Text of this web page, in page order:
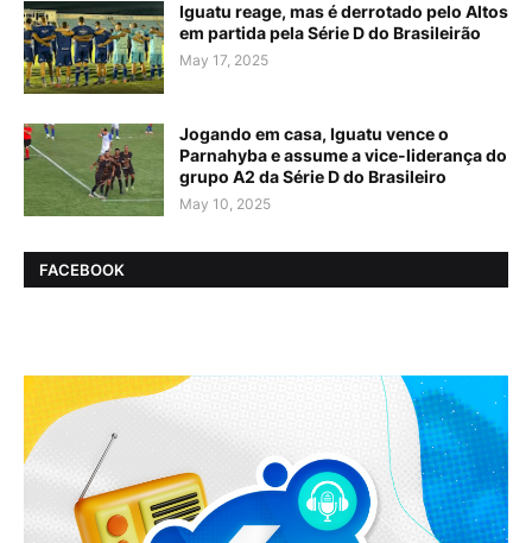
Iguatu reage, mas é derrotado pelo Altos
em partida pela Série D do Brasileirão
May 17, 2025
Jogando em casa, Iguatu vence o
Parnahyba e assume a vice-liderança do
grupo A2 da Série D do Brasileiro
May 10, 2025
FACEBOOK